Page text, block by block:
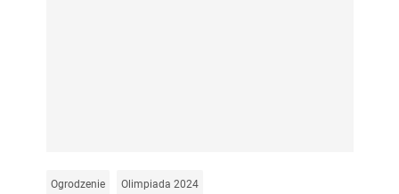
Ogrodzenie Olimpiada 2024